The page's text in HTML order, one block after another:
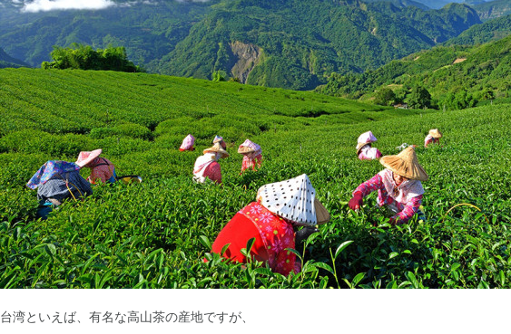
台湾といえば、有名な高山茶の産地ですが、